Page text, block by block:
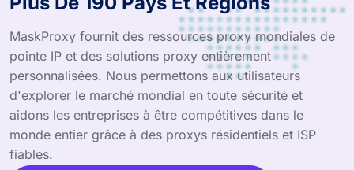
MaskProxy fournit des ressources proxy mondiales de
pointe IP et des solutions proxy entièrement
personnalisées. Nous permettons aux utilisateurs
d'explorer le marché mondial en toute sécurité et
aidons les entreprises à être compétitives dans le
monde entier grâce à des proxys résidentiels et ISP
fiables.